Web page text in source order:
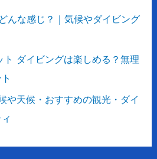
んな感じ？｜気候やダイビング
ダイビングは楽しめる？無理
や天候・おすすめの観光・ダイ